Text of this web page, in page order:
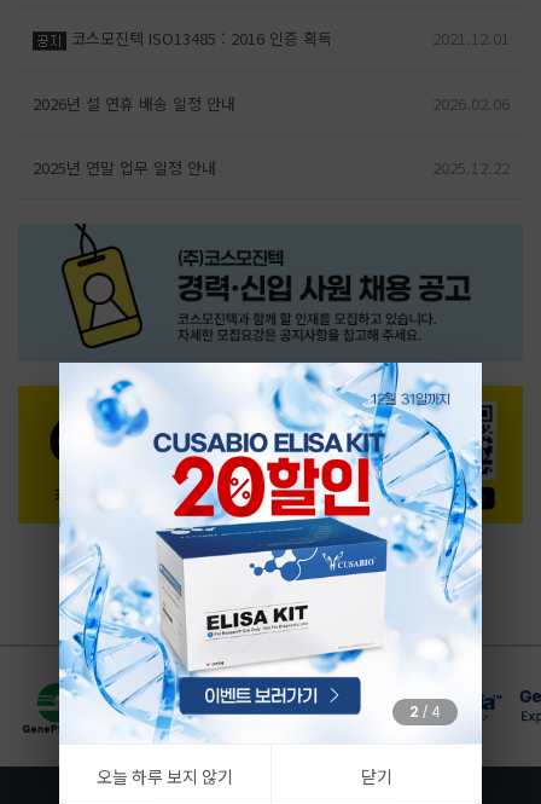
코스모진텍 ISO13485 : 2016 인증 획득 2021.12.01
2026년 설 연휴 배송 일정 안내 2026.02.06
2025년 연말 업무 일정 안내 2025.12.22
2 / 4
오늘 하루 보지 않기 닫기